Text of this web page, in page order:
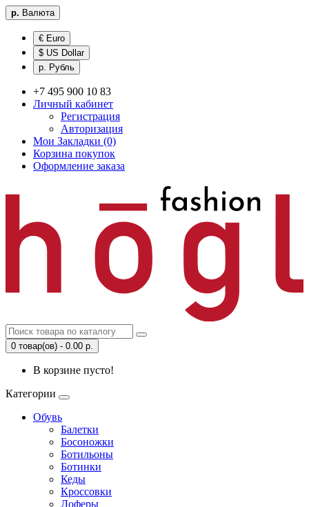
р. Валюта
€ Euro
$ US Dollar
р. Рубль
+7 495 900 10 83
Личный кабинет
Регистрация
Авторизация
Мои Закладки (0)
Корзина покупок
Оформление заказа
0 товар(ов) - 0.00 р.
В корзине пусто!
Категории
Обувь
Балетки
Босоножки
Ботильоны
Ботинки
Кеды
Кроссовки
Лоферы